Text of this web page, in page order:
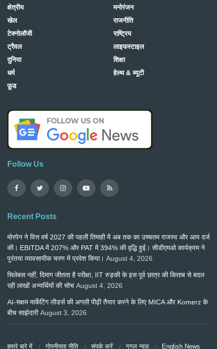
क्षेत्रीय
खेल
टेक्नोलॉजी
ट्रैवल
दुनिया
धर्म
फ़ूड
मनोरंजन
राजनीति
राष्ट्रिय
लाइफस्टाइल
शिक्षा
हेल्थ & ब्यूटी
Follow Us
Recent Posts
मोरपेन ने वित्त वर्ष 2027 की पहली तिमाही में अब तक का उच्चतम राजस्व और आय दर्ज
की। EBITDA में 207% और PAT में 394% की वृद्धि हुई। सीडीएमओ कार्यक्रम ने
पुरंतया व्यावसायीक चरण में प्रवेश किया। August 4, 2026
सिलेबस नहीं, दिमाग जीतता है परीक्षा, IIT रुड़की के इस पूर्व छात्र की किताब से बदल
रही लाखों अभ्यर्थियों की सोच August 4, 2026
AI-सक्षम मार्केटिंग लीडर्स की अगली पीढ़ी तैयार करने के लिए MICA और Komerz के
बीच साझेदारी August 3, 2026
हमारे बारे में गोपनीयता नीति संपर्क करें गूगल न्यूज़ English News